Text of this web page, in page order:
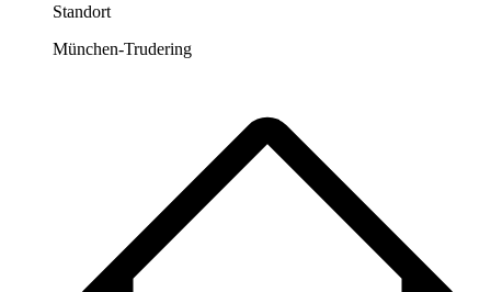
Standort
München-Trudering